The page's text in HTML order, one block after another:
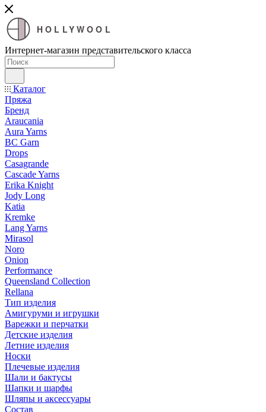
HOLLYWOOL
Интернет-магазин представительского класса
Каталог
Пряжа
Бренд
Araucania
Aura Yarns
BC Garn
Drops
Casagrande
Cascade Yarns
Erika Knight
Jody Long
Katia
Kremke
Lang Yarns
Mirasol
Noro
Onion
Performance
Queensland Collection
Rellana
Тип изделия
Амигуруми и игрушки
Варежки и перчатки
Детские изделия
Летние изделия
Носки
Плечевые изделия
Шали и бактусы
Шапки и шарфы
Шляпы и аксессуары
Состав